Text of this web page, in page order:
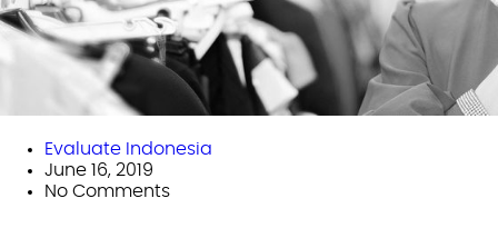
Evaluate Indonesia
June 16, 2019
No Comments